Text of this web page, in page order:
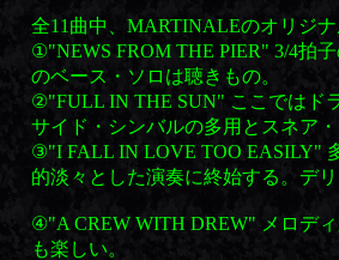
全11曲中、MARTINALEのオリ
①"NEWS FROM THE PIER" 3/4拍
のベース・ソロは聴きもの。
②"FULL IN THE SUN" ここではド
サイド・シンバルの多用とスネア
③"I FALL IN LOVE TOO EASILY"
的淡々とした演奏に終始する。デ
④"A CREW WITH DREW" メロデ
も楽しい。